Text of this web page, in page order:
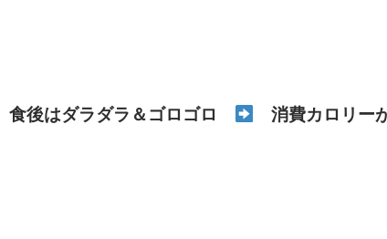
食後はダラダラ＆ゴロゴロ 消費カロリー